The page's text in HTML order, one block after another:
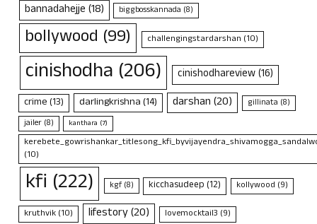
bannadahejje(18) biggbosskannada (8)
bollywood (99) challengingstardarshan (10)
cinishodha (206) cinishodhareview(16)
crime(13) darlingkrishna(14) darshan(20) gillinata (8)
jailer (8) kanthara (7)
(10)
kfi (222) kgf(8) kicchasudeep(12) kollywood (9)
kruthvik(10) lifestory(20) lovemocktail3 (9)